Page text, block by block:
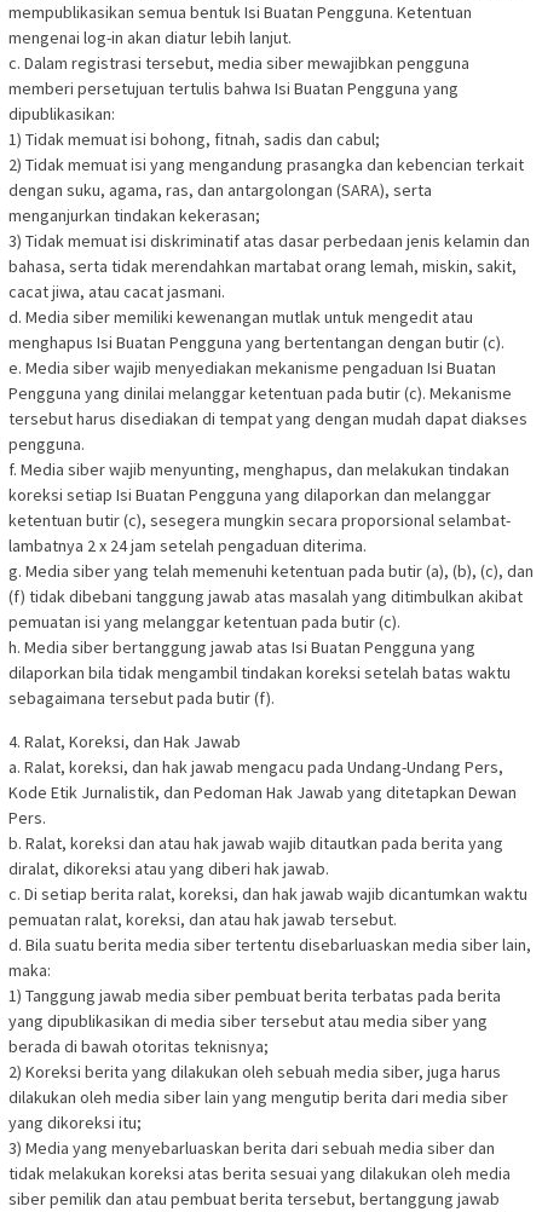
mempublikasikan semua bentuk Isi Buatan Pengguna. Ketentuan
mengenai log-in akan diatur lebih lanjut.
c. Dalam registrasi tersebut, media siber mewajibkan pengguna
memberi persetujuan tertulis bahwa Isi Buatan Pengguna yang
dipublikasikan:
1) Tidak memuat isi bohong, fitnah, sadis dan cabul;
2) Tidak memuat isi yang mengandung prasangka dan kebencian terkait
dengan suku, agama, ras, dan antargolongan (SARA), serta
menganjurkan tindakan kekerasan;
3) Tidak memuat isi diskriminatif atas dasar perbedaan jenis kelamin dan
bahasa, serta tidak merendahkan martabat orang lemah, miskin, sakit,
cacat jiwa, atau cacat jasmani.
d. Media siber memiliki kewenangan mutlak untuk mengedit atau
menghapus Isi Buatan Pengguna yang bertentangan dengan butir (c).
e. Media siber wajib menyediakan mekanisme pengaduan Isi Buatan
Pengguna yang dinilai melanggar ketentuan pada butir (c). Mekanisme
tersebut harus disediakan di tempat yang dengan mudah dapat diakses
pengguna.
f. Media siber wajib menyunting, menghapus, dan melakukan tindakan
koreksi setiap Isi Buatan Pengguna yang dilaporkan dan melanggar
ketentuan butir (c), sesegera mungkin secara proporsional selambat-
lambatnya 2 x 24 jam setelah pengaduan diterima.
g. Media siber yang telah memenuhi ketentuan pada butir (a), (b), (c), dan
(f) tidak dibebani tanggung jawab atas masalah yang ditimbulkan akibat
pemuatan isi yang melanggar ketentuan pada butir (c).
h. Media siber bertanggung jawab atas Isi Buatan Pengguna yang
dilaporkan bila tidak mengambil tindakan koreksi setelah batas waktu
sebagaimana tersebut pada butir (f).
4. Ralat, Koreksi, dan Hak Jawab
a. Ralat, koreksi, dan hak jawab mengacu pada Undang-Undang Pers,
Kode Etik Jurnalistik, dan Pedoman Hak Jawab yang ditetapkan Dewan
Pers.
b. Ralat, koreksi dan atau hak jawab wajib ditautkan pada berita yang
diralat, dikoreksi atau yang diberi hak jawab.
c. Di setiap berita ralat, koreksi, dan hak jawab wajib dicantumkan waktu
pemuatan ralat, koreksi, dan atau hak jawab tersebut.
d. Bila suatu berita media siber tertentu disebarluaskan media siber lain,
maka:
1) Tanggung jawab media siber pembuat berita terbatas pada berita
yang dipublikasikan di media siber tersebut atau media siber yang
berada di bawah otoritas teknisnya;
2) Koreksi berita yang dilakukan oleh sebuah media siber, juga harus
dilakukan oleh media siber lain yang mengutip berita dari media siber
yang dikoreksi itu;
3) Media yang menyebarluaskan berita dari sebuah media siber dan
tidak melakukan koreksi atas berita sesuai yang dilakukan oleh media
siber pemilik dan atau pembuat berita tersebut, bertanggung jawab